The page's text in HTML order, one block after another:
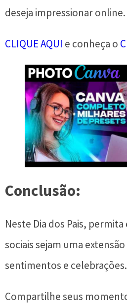
deseja impressionar online.
CLIQUE AQUI e conheça o
Conclusão:
Neste Dia dos Pais,
sociais sejam uma
sentimentos e celebrações.
Compartilhe seus